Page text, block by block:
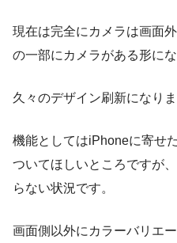
現在は完全にカメラは画面
の一部にカメラがある形にな
久々のデザイン刷新になりま
機能としてはiPhoneに寄せ
ついてほしいところですが
らない状況です。
画面側以外にカラーバリエ